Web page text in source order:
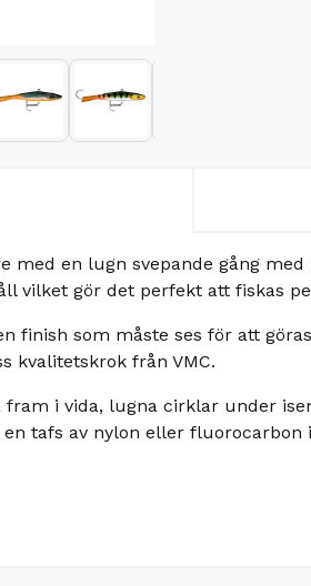
med en lugn svepande gång
vilket gör det perfekt att fiskas
som måste ses för att
kvalitetskrok från VMC.
i vida, lugna cirklar under
tafs av nylon eller